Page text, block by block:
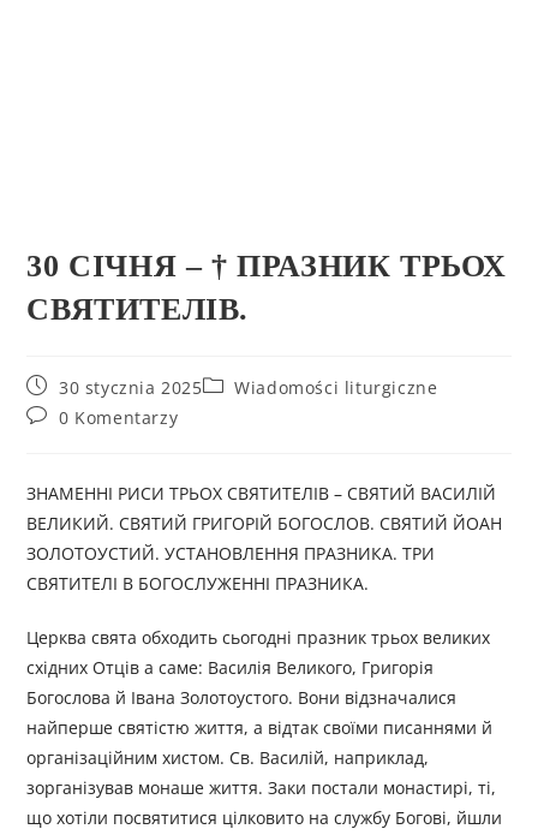
30 СІЧНЯ – † ПРАЗНИК ТРЬОХ
СВЯТИТЕЛІВ.
30 stycznia 2025
Wiadomości liturgiczne
0 Komentarzy
ЗНАМЕННІ РИСИ ТРЬОХ СВЯТИТЕЛІВ – СВЯТИЙ ВАСИЛІЙ
ВЕЛИКИЙ. СВЯТИЙ ГРИГОРІЙ БОГОСЛОВ. СВЯТИЙ ЙОАН
ЗОЛОТОУСТИЙ. УСТАНОВЛЕННЯ ПРАЗНИКА. ТРИ
СВЯТИТЕЛІ В БОГОСЛУЖЕННІ ПРАЗНИКА.
Церква свята обходить сьогодні празник трьох великих
східних Отців а саме: Василія Великого, Григорія
Богослова й Івана Золотоустого. Вони відзначалися
найперше святістю життя, а відтак своїми писаннями й
організаційним хистом. Св. Василій, наприклад,
зорганізував монаше життя. Заки постали монастирі, ті,
що хотіли посвятитися цілковито на службу Богові, йшли